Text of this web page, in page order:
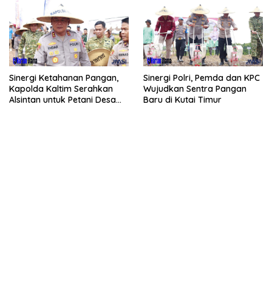
Sinergi Ketahanan Pangan,
Kapolda Kaltim Serahkan
Alsintan untuk Petani Desa
Sinergi Polri, Pemda dan KPC
Wujudkan Sentra Pangan
Baru di Kutai Timur